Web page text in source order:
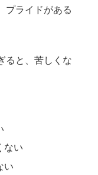
プライドがある
ると、苦しくな
ない
い